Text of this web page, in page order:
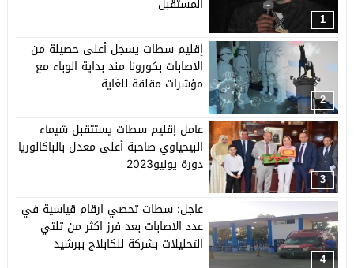
1
2
إقليم سطات يسجل أعلى حصيلة من
الاصابات بكورونا مند بداية الوباء مع
مؤشرات مقلقة للغاية
3
عامل إقليم سطات يستتقبل شيماء
البيحياوي صاحبة أعلى معدل بالباكالوريا
دورة يونيو2023
4
عاجل: سطات تحصي ارقام قياسية في
عدد الاصابات بعد فرز اكثر من تلتي
التحليلات بشركة للكابلاج ببرشيد